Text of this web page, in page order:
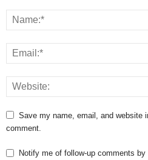
Save my name, email, and website
comment.
Notify me of follow-up comments by